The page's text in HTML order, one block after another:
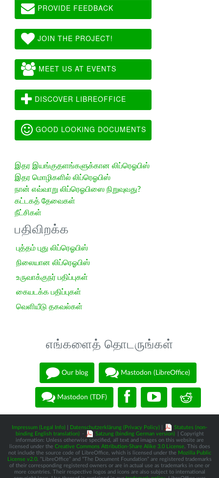
PROVIDE FEEDBACK
JOIN THE PROJECT!
MEET US AT EVENTS
DISCOVER LIBREOFFICE
GOOD LOOKING DOCUMENTS
இதர இயங்குதளங்களுக்கான லிப்ரெஓபிஸ்
இதர மொழிகளில் லிப்ரெஓபிஸ்
நான் எவ்வாறு லிப்ரெஓபிஸை நிறுவுவது?
கட்டகத் தேவைகள்
நீட்சிகள்
பதிவிறக்க
புத்தம் புது லிப்ரெஓபிஸ்
நிலையான லிப்ரெஓபிஸ்
உருவாக்குநர் பதிப்புகள்
கையடக்க பதிப்புகள்
வெளியீடு தகவல்கள்
எங்களைத் தொடருங்கள்
Our blog Mastodon (LibreOffice)
Mastodon (TDF)
Impressum (Legal Info) Datenschutzerklärung (Privacy Policy)
Statutes (non-
binding English translation) - Satzung (binding German version)
| Copyright
information: Unless otherwise specified, all text and images on this website are
licensed under the Creative Commons Attribution-Share Alike 3.0 License. This does
not include the source code of LibreOffice, which is licensed under the Mozilla Public
License v2.0 . “LibreOffice” and “The Document Foundation” are registered trademarks
of their corresponding registered owners or are in actual use as trademarks in one or
more countries. Their respective logos and icons are also subject to international